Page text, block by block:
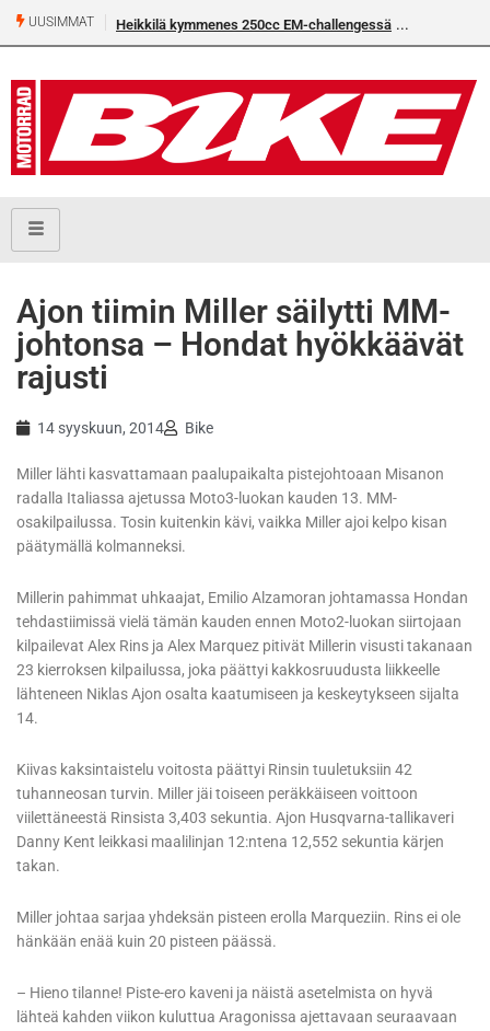
UUSIMMAT Heikkilä kymmenes 250cc EM-challengessä
Ajon tiimin Miller säilytti MM-
johtonsa – Hondat hyökkäävät
rajusti
14 syyskuun, 2014 Bike
Miller lähti kasvattamaan paalupaikalta pistejohtoaan Misanon
radalla Italiassa ajetussa Moto3-luokan kauden 13. MM-
osakilpailussa. Tosin kuitenkin kävi, vaikka Miller ajoi kelpo kisan
päätymällä kolmanneksi.
Millerin pahimmat uhkaajat, Emilio Alzamoran johtamassa Hondan
tehdastiimissä vielä tämän kauden ennen Moto2-luokan siirtojaan
kilpailevat Alex Rins ja Alex Marquez pitivät Millerin visusti takanaan
23 kierroksen kilpailussa, joka päättyi kakkosruudusta liikkeelle
lähteneen Niklas Ajon osalta kaatumiseen ja keskeytykseen sijalta
14.
Kiivas kaksintaistelu voitosta päättyi Rinsin tuuletuksiin 42
tuhanneosan turvin. Miller jäi toiseen peräkkäiseen voittoon
viilettäneestä Rinsista 3,403 sekuntia. Ajon Husqvarna-tallikaveri
Danny Kent leikkasi maalilinjan 12:ntena 12,552 sekuntia kärjen
takan.
Miller johtaa sarjaa yhdeksän pisteen erolla Marqueziin. Rins ei ole
hänkään enää kuin 20 pisteen päässä.
– Hieno tilanne! Piste-ero kaveni ja näistä asetelmista on hyvä
lähteä kahden viikon kuluttua Aragonissa ajettavaan seuraavaan